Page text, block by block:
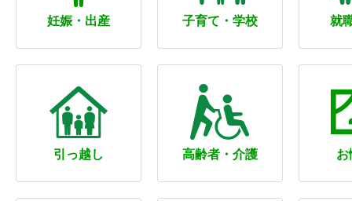
妊娠・出産 子育て・学校 就
引っ越し 高齢者・介護 お